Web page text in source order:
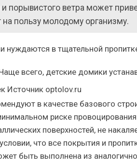
и порывистого ветра может
пользу молодому организму.
нуждаются в тщательной
всего, детские домики
Источник optolov.ru
в качестве базового
риске
поверхностей, не
что все покрытия и
быть выполнена из